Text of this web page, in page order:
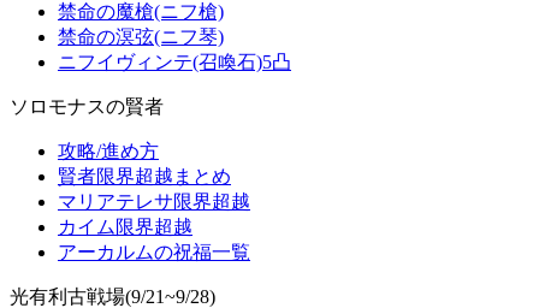
禁命の魔槍(ニフ槍)
禁命の溟弦(ニフ琴)
ニフイヴィンテ(召喚石)5凸
ソロモナスの賢者
攻略/進め方
賢者限界超越まとめ
マリアテレサ限界超越
カイム限界超越
アーカルムの祝福一覧
光有利古戦場(9/21~9/28)